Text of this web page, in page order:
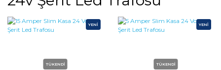
YENİ
TÜKENDİ
YENİ
TÜKENDİ